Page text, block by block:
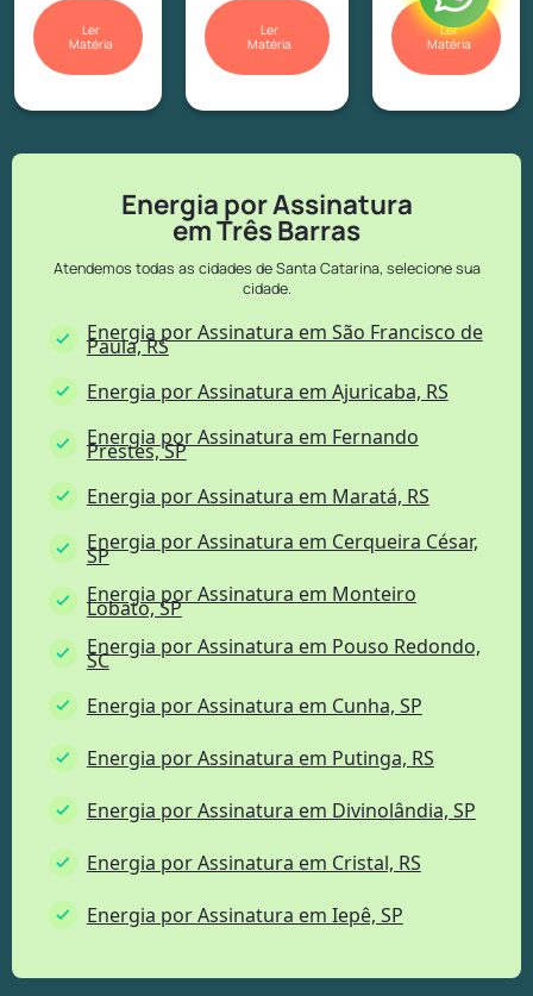
Ler
Matéria
Ler
Matéria
Ler
Matéria
Energia por Assinatura
em Três Barras
Atendemos todas as cidades de Santa Catarina, selecione sua
cidade.
Energia por Assinatura em São Francisco de
Paula, RS
Energia por Assinatura em Ajuricaba, RS
Energia por Assinatura em Fernando
Prestes, SP
Energia por Assinatura em Maratá, RS
Energia por Assinatura em Cerqueira César,
SP
Energia por Assinatura em Monteiro
Lobato, SP
Energia por Assinatura em Pouso Redondo,
SC
Energia por Assinatura em Cunha, SP
Energia por Assinatura em Putinga, RS
Energia por Assinatura em Divinolândia, SP
Energia por Assinatura em Cristal, RS
Energia por Assinatura em Iepê, SP